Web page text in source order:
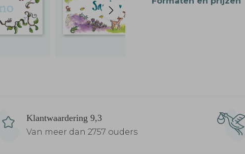
Klantwaardering 9,3
Van meer dan 2757 ouders